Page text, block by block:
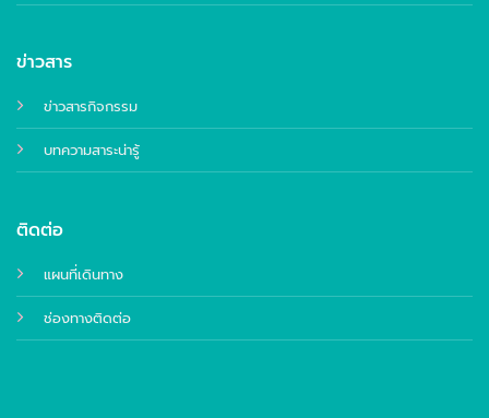
ข่าวสาร
ข่าวสารกิจกรรม
บทความสาระน่ารู้
ติดต่อ
แผนที่เดินทาง
ช่องทางติดต่อ